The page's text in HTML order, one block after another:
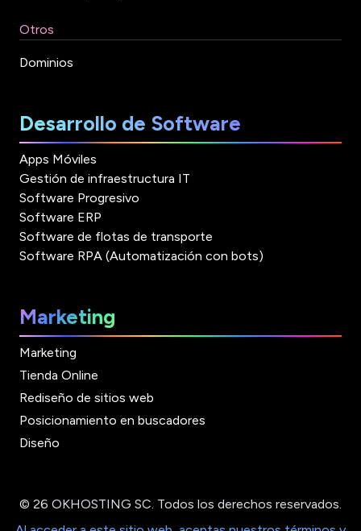
Otros
Dominios
Desarrollo de Software
Apps Móviles
Gestión de infraestructura IT
Software Progresivo
Software ERP
Software de flotas de transporte
Software RPA (Automatización con bots)
Marketing
Marketing
Tienda Online
Rediseño de sitios web
Posicionamiento en buscadores
Diseño
© 26 OKHOSTING SC. Todos los derechos reservados.